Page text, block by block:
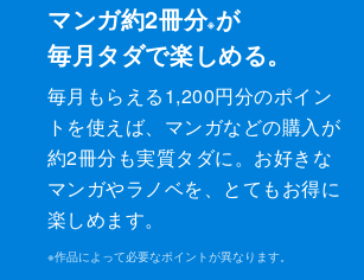
マンガ約2冊分※が
毎月タダで楽しめる。
毎月もらえる1,200円分のポイン
トを使えば、マンガなどの購入が
約2冊分も実質タダに。お好きな
マンガやラノベを、とてもお得に
楽しめます。
※作品によって必要なポイントが異なります。